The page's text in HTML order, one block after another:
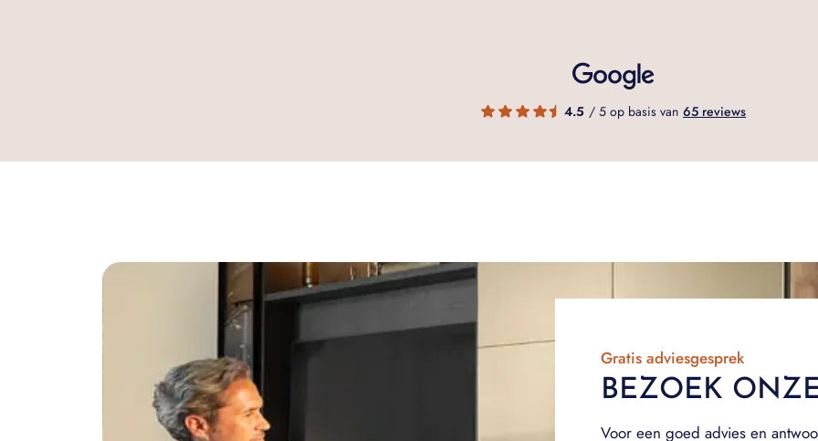
4.5 / 5 op basis van 65 reviews
Gratis adviesgesprek
BEZOEK
Voor een goed advies en